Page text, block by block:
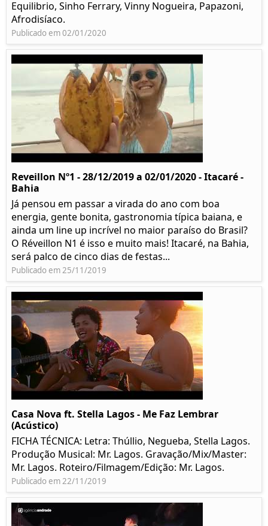
Equilibrio, Sinho Ferrary, Vinny Nogueira, Papazoni,
Afrodisíaco.
Publicado em 02/01/2020
Reveillon Nº1 - 28/12/2019 a 02/01/2020 - Itacaré -
Bahia
Já pensou em passar a virada do ano com boa
energia, gente bonita, gastronomia típica baiana, e
ainda um line up incrível no maior paraíso do Brasil?
O Réveillon N1 é isso e muito mais! Itacaré, na Bahia,
será palco de cinco dias de festas...
Publicado em 25/11/2019
Casa Nova ft. Stella Lagos - Me Faz Lembrar
(Acústico)
FICHA TÉCNICA: Letra: Thúllio, Negueba, Stella Lagos.
Produção Musical: Mr. Lagos. Gravação/Mix/Master:
Mr. Lagos. Roteiro/Filmagem/Edição: Mr. Lagos.
Publicado em 22/11/2019